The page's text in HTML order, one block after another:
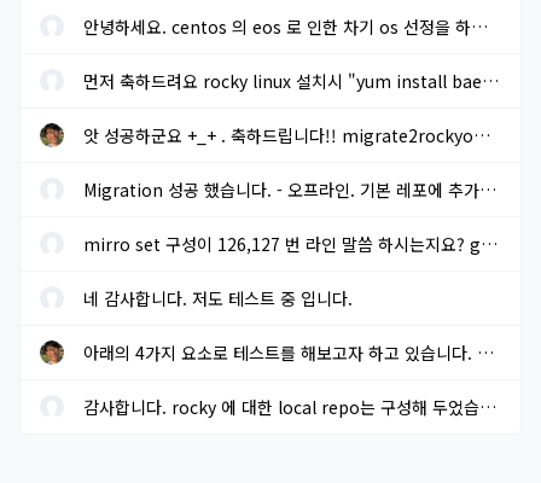
안녕하세요. centos 의 eos 로 인한 차기 os 선정을 하려고 합니다. r...
먼저 축하드려요 rocky linux 설치시 "yum install baekmuk-ttf-...
앗 성공하군요 +_+ . 축하드립니다!! migrate2rockyoffline.sh 로 파...
Migration 성공 했습니다. - 오프라인. 기본 레포에 추가적으로 extra...
mirro set 구성이 126,127 번 라인 말씀 하시는지요? gpg key sms 117...
네 감사합니다. 저도 테스트 중 입니다.
아래의 4가지 요소로 테스트를 해보고자 하고 있습니다. 결과가 나오...
감사합니다. rocky 에 대한 local repo는 구성해 두었습니다.